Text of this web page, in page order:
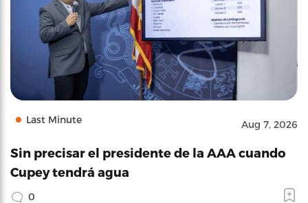
Last Minute Aug 7, 2026
Sin precisar el presidente de la AAA cuando
Cupey tendrá agua
0